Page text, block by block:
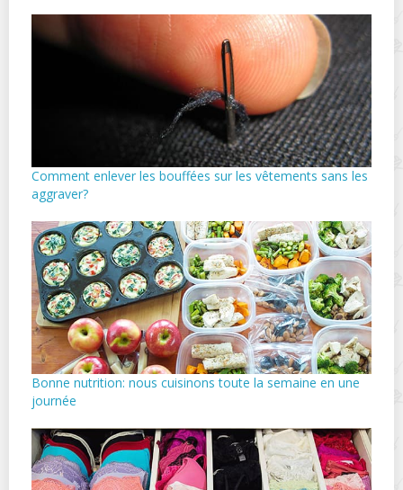
Comment enlever les bouffées sur les vêtements sans les
aggraver?
Bonne nutrition: nous cuisinons toute la semaine en une
journée